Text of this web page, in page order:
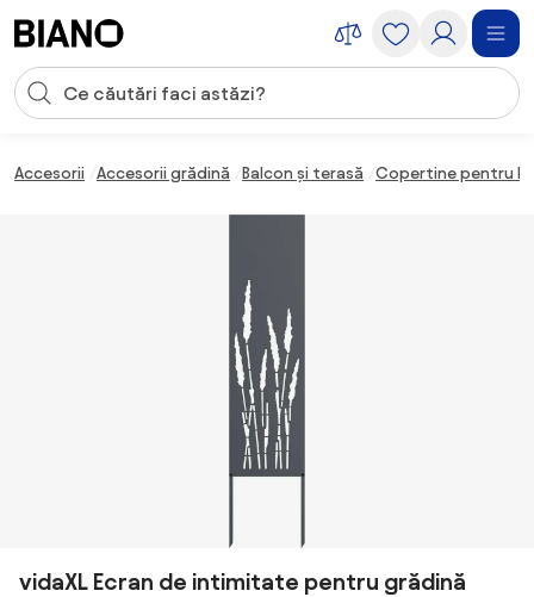
Introducerea căutării
Accesorii Accesorii grădină Balcon și terasă Copertine pentru
vidaXL Ecran de intimitate pentru grădină